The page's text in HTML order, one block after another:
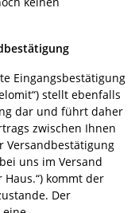
Eingangsbestätigung
stellt ebenfalls
dar und führt daher
zwischen Ihnen
Versandbestätigung
uns im Versand
kommt der
Der